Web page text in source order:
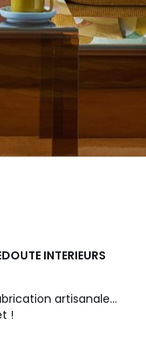
INTERIEURS
artisanale...
!